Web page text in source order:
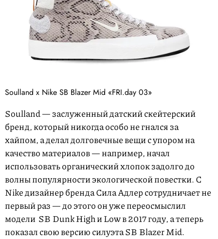
Soulland x Nike SB Blazer Mid «FRI.day 03»
Soulland — заслуженный датский скейтерский
бренд, который никогда особо не гнался за
хайпом, а делал долговечные вещи с упором на
качество материалов — например, начал
использовать органический хлопок задолго до
волны популярности экологической повестки. С
Nike дизайнер бренда Сила Адлер сотрудничает не
первый раз — до этого он уже переосмыслил
модели SB Dunk High и Low в 2017 году, а теперь
показал свою версию силуэта SB Blazer Mid.